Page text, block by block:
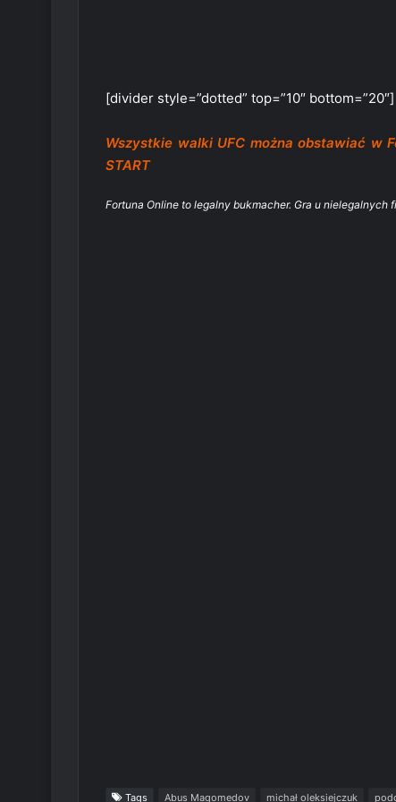
[divider style=”dotted” top=”10″ bottom=”20″]
Wszystkie walki UFC można obstawiać w
START
Fortuna Online to legalny bukmacher. Gra u
Tags Abus Magomedov michał oleksiejczuk